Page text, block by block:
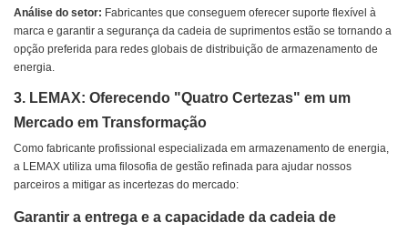
Análise do setor: Fabricantes que conseguem oferecer suporte flexível à
marca e garantir a segurança da cadeia de suprimentos estão se tornando a
opção preferida para redes globais de distribuição de armazenamento de
energia.
3. LEMAX: Oferecendo "Quatro Certezas" em um
Mercado em Transformação
Como fabricante profissional especializada em armazenamento de energia,
a LEMAX utiliza uma filosofia de gestão refinada para ajudar nossos
parceiros a mitigar as incertezas do mercado:
Garantir a entrega e a capacidade da cadeia de